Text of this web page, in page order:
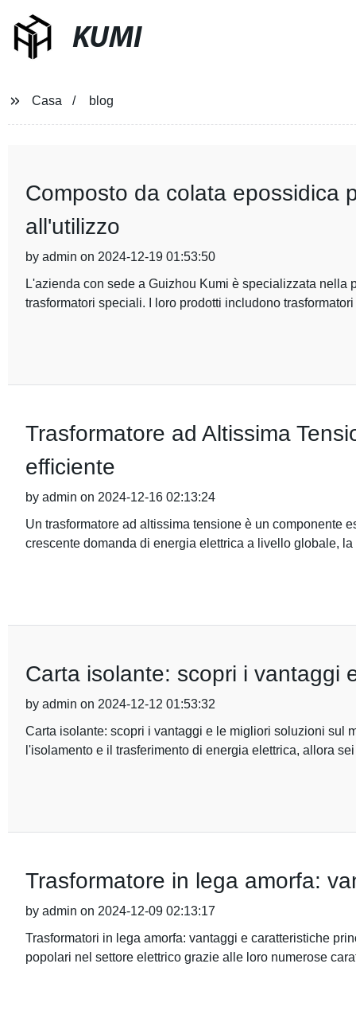
KUMI
Casa blog
Composto da colata epossidica
all'utilizzo
by admin on 2024-12-19 01:53:50
L'azienda con sede a Guizhou Kumi è specializzata
trasformatori speciali. I loro prodotti includono
Trasformatore ad Altissima
efficiente
by admin on 2024-12-16 02:13:24
Un trasformatore ad altissima tensione è un componente
crescente domanda di energia elettrica a livello globale, la
Carta isolante: scopri i vantaggi
by admin on 2024-12-12 01:53:32
Carta isolante: scopri i vantaggi e le migliori soluzioni sul
l'isolamento e il trasferimento di energia elettrica, allora
Trasformatore in lega amorfa:
by admin on 2024-12-09 02:13:17
Trasformatori in lega amorfa: vantaggi e caratteristiche
popolari nel settore elettrico grazie alle loro numerose